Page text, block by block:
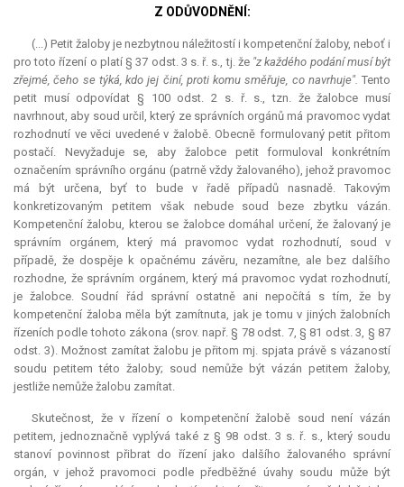
Z ODŮVODNĚNÍ:
(...) Petit žaloby je nezbytnou náležitostí i kompetenční žaloby, neboť i
pro toto řízení o platí § 37 odst. 3 s. ř. s., tj. že "z každého podání musí být
zřejmé, čeho se týká, kdo jej činí, proti komu směřuje, co navrhuje". Tento
petit musí odpovídat § 100 odst. 2 s. ř. s., tzn. že žalobce musí
navrhnout, aby soud určil, který ze správních orgánů má pravomoc vydat
rozhodnutí ve věci uvedené v žalobě. Obecně formulovanýpetit přitom
postačí. Nevyžaduje se, aby žalobce petitformuloval konkrétním
označením správního orgánu (patrně vždy žalovaného), jehož pravomoc
má být určena, byť to bude v řadě případů nasnadě. Takovým
konkretizovaným petitem však nebude soud beze zbytku vázán.
Kompetenční žalobu, kterou se žalobce domáhal určení, že žalovaný je
správním orgánem, který má pravomoc vydat rozhodnutí, soud v
případě, že dospěje k opačnému závěru, nezamítne, ale bez dalšího
rozhodne, že správním orgánem, který má pravomoc vydat rozhodnutí,
je žalobce. Soudní řád správní ostatně ani nepočítá s tím, že by
kompetenční žaloba měla být zamítnuta, jak je tomu v jiných žalobních
řízeních podle tohoto zákona (srov. např. § 78 odst. 7, § 81 odst. 3, § 87
odst. 3). Možnost zamítat žalobu je přitom mj. spjata právě s vázaností
soudu petitem této žaloby; soud nemůže být vázán petitem žaloby,
jestliže nemůže žalobu zamítat.
Skutečnost, že v řízení o kompetenční žalobě soud není vázán
petitem, jednoznačně vyplývá také z § 98 odst. 3 s. ř. s., který soudu
stanoví povinnost přibrat do řízení jako dalšího žalovaného správní
orgán, v jehož pravomoci podle předběžné úvahy soudu může být